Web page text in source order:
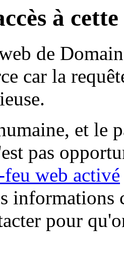
à
de
car la
et le
pas
feu web activé
informations
pour